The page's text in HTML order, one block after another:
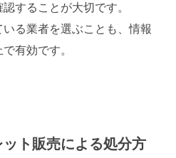
することが大切です。
る業者を選ぶことも、情報
有効です。
ト販売による処分方